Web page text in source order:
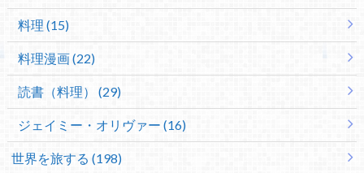
料理 (15)
料理漫画 (22)
読書（料理） (29)
ジェイミー・オリヴァー (16)
世界を旅する (198)